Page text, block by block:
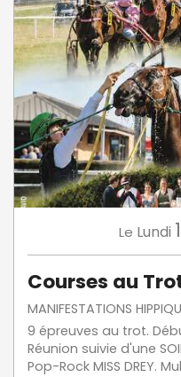
Le Lundi
Courses au
MANIFESTATIONS
9 épreuves au trot.
Réunion suivie d'une
Pop-Rock MISS DREY.